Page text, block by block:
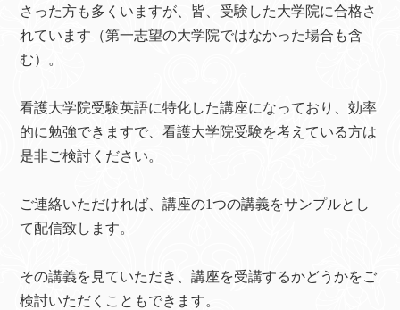
さった方も多くいますが、皆、受験した大学院に合格さ
れています（第一志望の大学院ではなかった場合も含
む）。
看護大学院受験英語に特化した講座になっており、効率
的に勉強できますで、看護大学院受験を考えている方は
是非ご検討ください。
ご連絡いただければ、講座の1つの講義をサンプルとし
て配信致します。
その講義を見ていただき、講座を受講するかどうかをご
検討いただくこともできます。